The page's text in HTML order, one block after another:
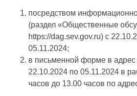
посредством
(раздел «Общественные
https://dag.sev.gov.ru) с
05.11.2024;
в письменной форме в адрес
22.10.2024 по 05.11.2024 в
часов до 13.00 часов по